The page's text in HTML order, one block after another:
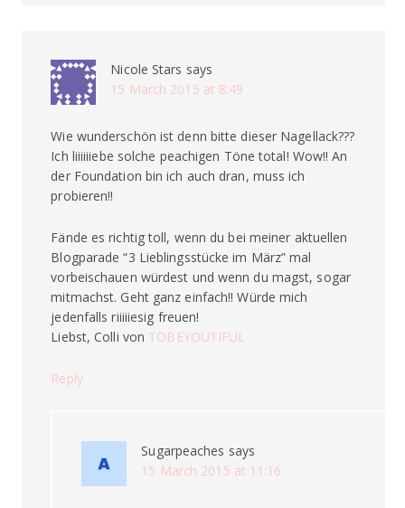
Nicole Stars says
15 March 2015 at 8:49
Wie wunderschön ist denn bitte dieser Nagellack???
Ich liiiiiiebe solche peachigen Töne total! Wow!! An
der Foundation bin ich auch dran, muss ich
probieren!!
Fände es richtig toll, wenn du bei meiner aktuellen
Blogparade “3 Lieblingsstücke im März” mal
vorbeischauen würdest und wenn du magst, sogar
mitmachst. Geht ganz einfach!! Würde mich
jedenfalls riiiiiesig freuen!
Liebst, Colli von TOBEYOUTIFUL
Reply
Sugarpeaches says
15 March 2015 at 11:16